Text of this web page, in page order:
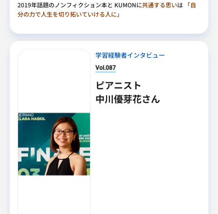
2019年話題のノンフィクション本と KUMONに共通する思いは 「自
分の力で人生を切り拓いていける人に」
学習経験者インタビュー
Vol.087
ピアニスト
中川優芽花さん